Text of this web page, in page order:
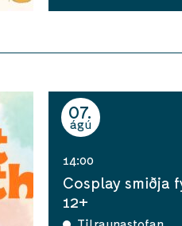
07
ágú
14:00
Cosplay smiðja
12+
Tilraunastofan